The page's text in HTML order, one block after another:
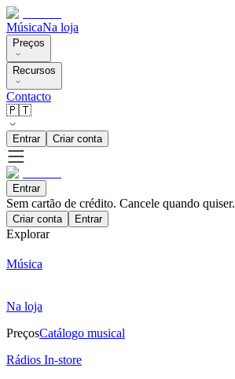
MúsicaNa loja
Preços
Recursos
Contacto
🇵🇹
Entrar Criar conta
Entrar
Sem cartão de crédito. Cancele quando quiser.
Criar conta Entrar
Explorar
Música
Na loja
PreçosCatálogo musical
Rádios In-store